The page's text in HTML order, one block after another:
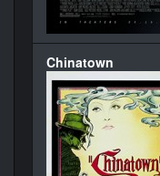
Chinatown